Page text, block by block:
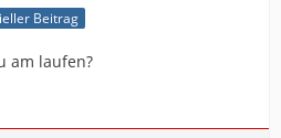
Beitrag
am laufen?